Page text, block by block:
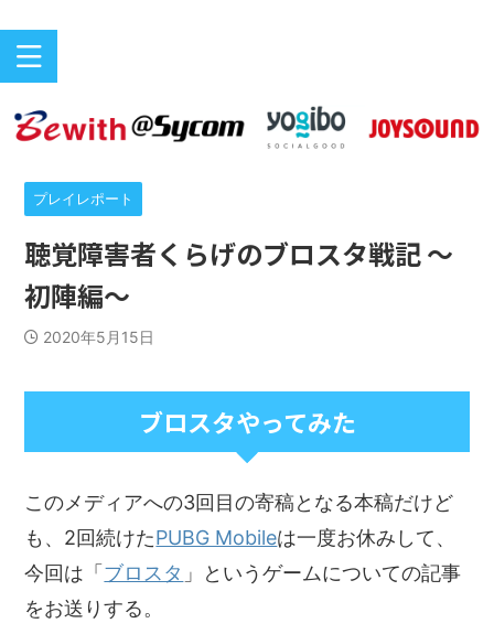
プレイレポート
聴覚障害者くらげのブロスタ戦記 ～
初陣編～
2020年5月15日
ブロスタやってみた
このメディアへの3回目の寄稿となる本稿だけど
も、2回続けたPUBG Mobileは一度お休みして、
今回は「ブロスタ 」というゲームについての記事
をお送りする。